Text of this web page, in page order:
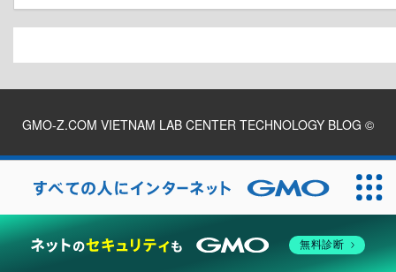
GMO-Z.COM VIETNAM LAB CENTER TECHNOLOGY BLOG ©
2026
無料診断